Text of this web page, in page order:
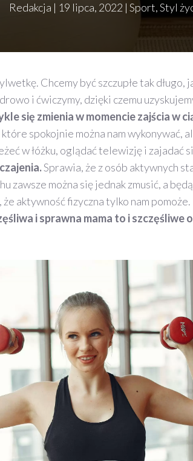
Redakcja | 19 lipca, 2022 | Sport,Styl
Chcemy być szczupłe tak długo,
i ćwiczymy, dzięki czemu
się zmienia w momencie zajścia w
spokojnie można nam wykonywać,
w łóżku, oglądać telewizję i zajadać
Sprawia, że z osób aktywnych
można się jednak zmusić, a
aktywność fizyczna tylko nam pomoże.
i sprawna mama to i szczęśliwe